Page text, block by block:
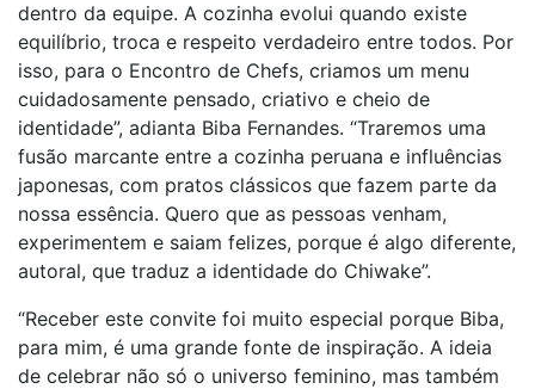
dentro da equipe. A cozinha evolui quando existe
equilíbrio, troca e respeito verdadeiro entre todos. Por
isso, para o Encontro de Chefs, criamos um menu
cuidadosamente pensado, criativo e cheio de
identidade”, adianta Biba Fernandes. “Traremos uma
fusão marcante entre a cozinha peruana e influências
japonesas, com pratos clássicos que fazem parte da
nossa essência. Quero que as pessoas venham,
experimentem e saiam felizes, porque é algo diferente,
autoral, que traduz a identidade do Chiwake”.
“Receber este convite foi muito especial porque Biba,
para mim, é uma grande fonte de inspiração. A ideia
de celebrar não só o universo feminino, mas também